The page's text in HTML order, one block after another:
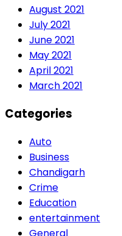
August 2021
July 2021
June 2021
May 2021
April 2021
March 2021
Categories
Auto
Business
Chandigarh
Crime
Education
entertainment
General